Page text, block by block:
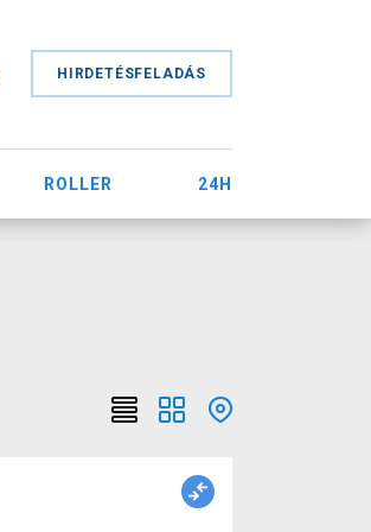
HIRDETÉSFELADÁS
ROLLER 24H